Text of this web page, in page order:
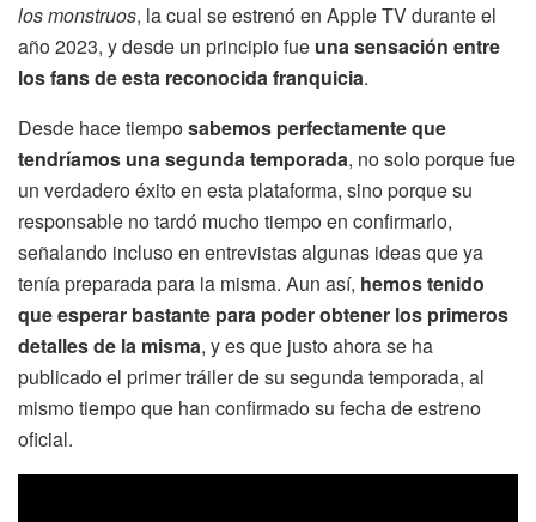
los monstruos, la cual se estrenó en Apple TV durante el
año 2023, y desde un principio fue una sensación entre
los fans de esta reconocida franquicia.
Desde hace tiemposabemos perfectamente que
tendríamos una segunda temporada, no solo porque fue
un verdadero éxito en esta plataforma, sino porque su
responsable no tardó mucho tiempo en confirmarlo,
señalando incluso en entrevistas algunas ideas que ya
tenía preparada para la misma. Aun así, hemos tenido
que esperar bastante para poder obtener los primeros
detalles de la misma, y es que justo ahora se ha
publicado el primer tráiler de su segunda temporada, al
mismo tiempo que han confirmado su fecha de estreno
oficial.